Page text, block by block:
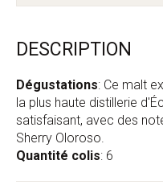
DESCRIPTION
Dégustations: Ce malt
la plus haute distillerie
satisfaisant, avec des
Sherry Oloroso.
Quantité colis: 6